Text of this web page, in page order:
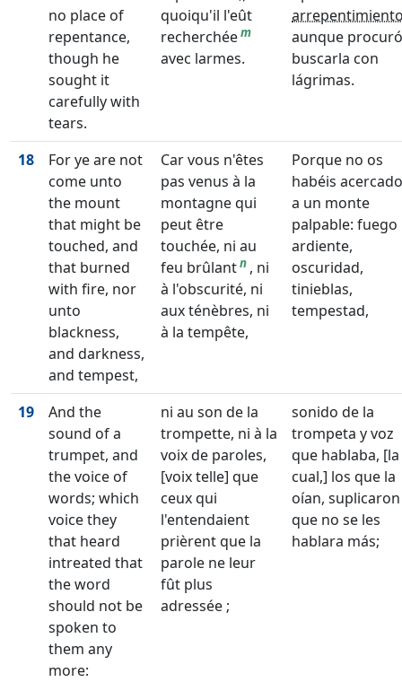
no place of
repentance,
though he
sought it
carefully with
tears.
quoiqu'il l'eût
recherchéem
avec larmes.
aunque procuró
buscarla con
lágrimas.
18
For ye are not
come unto
the mount
that might be
touched, and
that burned
with fire, nor
unto
blackness,
and darkness,
and tempest,
Car vous n'êtes
pas venus à la
montagne qui
peut être
touchée, ni au
feu brûlantn , ni
à l'obscurité, ni
aux ténèbres, ni
à la tempête,
Porque no os
habéis acercado
a un monte
palpable: fuego
ardiente,
oscuridad,
tinieblas,
tempestad,
19
And the
sound of a
trumpet, and
the voice of
words; which
voice they
that heard
intreated that
the word
should not be
spoken to
them any
more:
ni au son de la
trompette, ni à la
voix de paroles,
[voix telle] que
ceux qui
l'entendaient
prièrent que la
parole ne leur
fût plus
adressée ;
sonido de la
trompeta y voz
que hablaba, [la
cual,] los que la
oían, suplicaron
que no se les
hablara más;